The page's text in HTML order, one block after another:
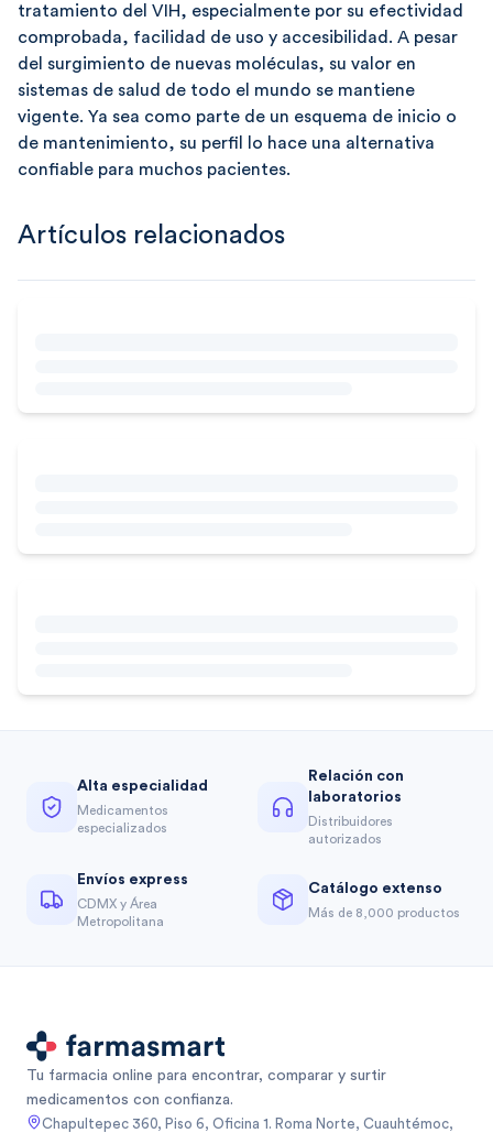
tratamiento del VIH, especialmente por su efectividad
comprobada, facilidad de uso y accesibilidad. A pesar
del surgimiento de nuevas moléculas, su valor en
sistemas de salud de todo el mundo se mantiene
vigente. Ya sea como parte de un esquema de inicio o
de mantenimiento, su perfil lo hace una alternativa
confiable para muchos pacientes.
Artículos relacionados
Alta especialidad
Medicamentos
especializados
Relación con
laboratorios
Distribuidores
autorizados
Envíos express
CDMX y Área
Metropolitana
Catálogo extenso
Más de 8,000 productos
Tu farmacia online para encontrar, comparar y surtir
medicamentos con confianza.
Chapultepec 360, Piso 6, Oficina 1. Roma Norte, Cuauhtémoc,